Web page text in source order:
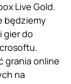
Live Gold.
będziemy
gier do
grania online
na